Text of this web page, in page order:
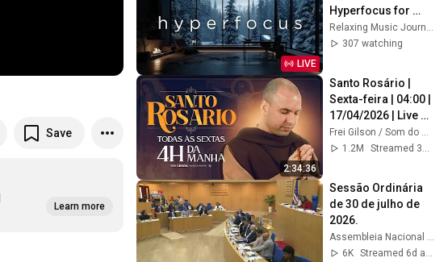
Save
Learn more
LIVE
Hyperfocus for
Deep Work, Study,
and Peak
307 watching
2:34:36
Santo Rosário |
Sexta-feira | 04:00 |
17/04/2026 | Live
Ao vivo
1.2M
Sessão Ordinária
de 30 de julho de
2026.
6K